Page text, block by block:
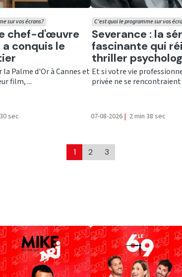
chef-d'œuvre
conquis le
sur vos écrans?
la Palme d'Or à Cannes et
film, ...
sec
Ecouter
Severance : la
fascinante qui
thriller
C'est quoi le programme sur vos
Et si votre vie
privée ne se rencontraient
07-08-2026 | 2 min 38 sec
1 2 3